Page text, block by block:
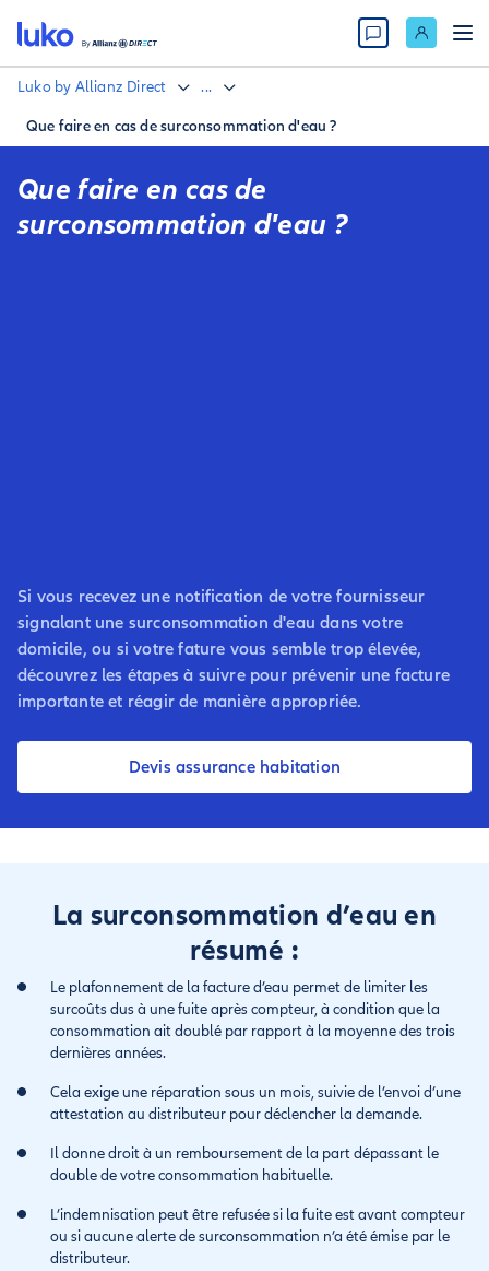
Luko by Allianz Direct ...
Que faire en cas de surconsommation d'eau ?
Que faire en cas de
surconsommation d'eau ?
Si vous recevez une notification de votre fournisseur
signalant une surconsommation d'eau dans votre
domicile, ou si votre fature vous semble trop élevée,
découvrez les étapes à suivre pour prévenir une facture
importante et réagir de manière appropriée.
Devis assurance habitation
La surconsommation d’eau en
résumé :
Le plafonnement de la facture d’eau permet de limiter les
surcoûts dus à une fuite après compteur, à condition que la
consommation ait doublé par rapport à la moyenne des trois
dernières années.
Cela exige une réparation sous un mois, suivie de l’envoi d’une
attestation au distributeur pour déclencher la demande.
Il donne droit à un remboursement de la part dépassant le
double de votre consommation habituelle.
L’indemnisation peut être refusée si la fuite est avant compteur
ou si aucune alerte de surconsommation n’a été émise par le
distributeur.